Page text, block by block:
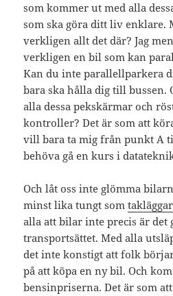
som kommer ut med alla
som ska göra ditt liv enklare.
verkligen allt det där? Jag
verkligen en bil som kan
Kan du inte parallellparkera
bara ska hålla dig till bussen.
alla dessa pekskärmar och
kontroller? Det är som att
vill bara ta mig från punkt A
behöva gå en kurs i
Och låt oss inte glömma
minst lika tungt som
alla att bilar inte precis är det
transportsättet. Med alla
det inte konstigt att folk
på att köpa en ny bil. Och
bensinpriserna. Det är som